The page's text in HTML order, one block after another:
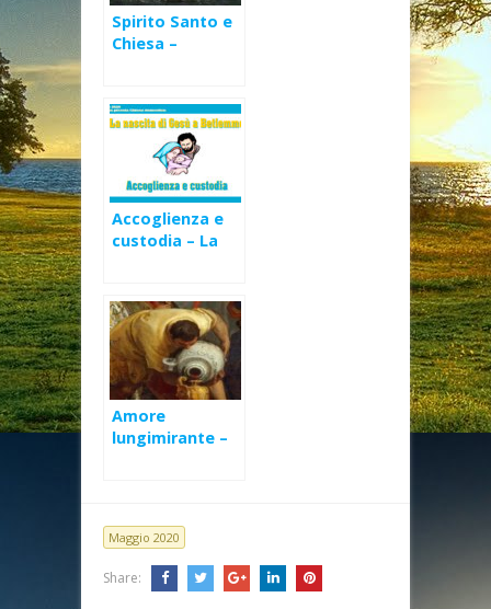
Spirito Santo e
Chiesa –
Accoglienza e
custodia – La
Amore
lungimirante –
Maggio 2020
Share: